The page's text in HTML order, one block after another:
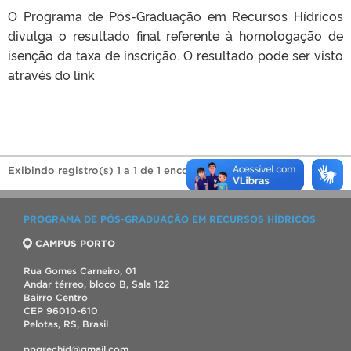
O Programa de Pós-Graduação em Recursos Hídricos
divulga o resultado final referente à homologação de
isenção da taxa de inscrição. O resultado pode ser visto
através do link
Exibindo registro(s) 1 a 1 de 1 encontrado(s).
PROGRAMA DE PÓS-GRADUAÇÃO EM RECURSOS HÍDRICOS
CAMPUS PORTO
Rua Gomes Carneiro, 01
Andar térreo, bloco B, Sala 122
Bairro Centro
CEP 96010-610
Pelotas, RS, Brasil
ppgrechid@gmail.com